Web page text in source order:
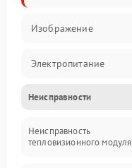
Изображение
Электропитание
Измерения
Матрица
Неисправности
Неисправность
тепловизионного модуля